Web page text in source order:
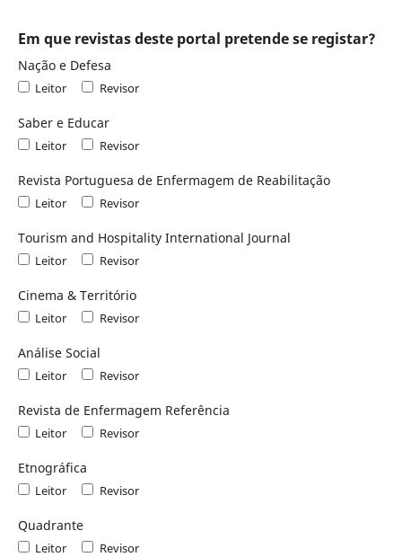
Em que revistas deste portal pretende se registar?
Nação e Defesa
Leitor Revisor
Saber e Educar
Leitor Revisor
Revista Portuguesa de Enfermagem de Reabilitação
Leitor Revisor
Tourism and Hospitality International Journal
Leitor Revisor
Cinema & Território
Leitor Revisor
Análise Social
Leitor Revisor
Revista de Enfermagem Referência
Leitor Revisor
Etnográfica
Leitor Revisor
Quadrante
Leitor Revisor